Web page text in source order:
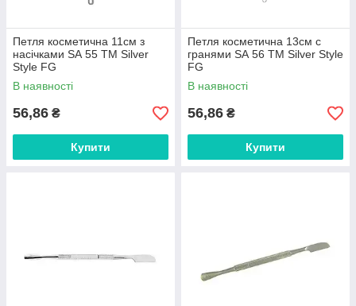
Петля косметична 11см з
насічками SА 55 ТМ Silver
Style FG
В наявності
56,86 ₴
Купити
Петля косметична 13см с
гранями SА 56 ТМ Silver Style
FG
В наявності
56,86 ₴
Купити